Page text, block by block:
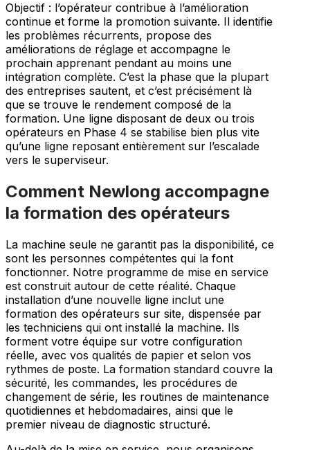
Objectif : l’opérateur contribue à l’amélioration
continue et forme la promotion suivante. Il identifie
les problèmes récurrents, propose des
améliorations de réglage et accompagne le
prochain apprenant pendant au moins une
intégration complète. C’est la phase que la plupart
des entreprises sautent, et c’est précisément là
que se trouve le rendement composé de la
formation. Une ligne disposant de deux ou trois
opérateurs en Phase 4 se stabilise bien plus vite
qu’une ligne reposant entièrement sur l’escalade
vers le superviseur.
Comment Newlong accompagne
la formation des opérateurs
La machine seule ne garantit pas la disponibilité, ce
sont les personnes compétentes qui la font
fonctionner. Notre programme de mise en service
est construit autour de cette réalité. Chaque
installation d’une nouvelle ligne inclut une
formation des opérateurs sur site, dispensée par
les techniciens qui ont installé la machine. Ils
forment votre équipe sur votre configuration
réelle, avec vos qualités de papier et selon vos
rythmes de poste. La formation standard couvre la
sécurité, les commandes, les procédures de
changement de série, les routines de maintenance
quotidiennes et hebdomadaires, ainsi que le
premier niveau de diagnostic structuré.